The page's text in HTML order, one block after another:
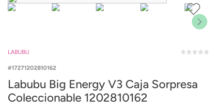
LABUBU
17271202810162
Labubu Big Energy V3 Caja Sorpresa
Coleccionable 1202810162